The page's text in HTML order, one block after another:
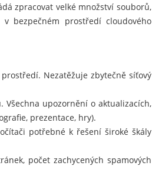
zpracovat velké množství souborů,
bezpečném prostředí cloudového
Nezatěžuje zbytečně síťový
upozornění o aktualizacích,
prezentace, hry).
potřebné k řešení široké škály
počet zachycených spamových